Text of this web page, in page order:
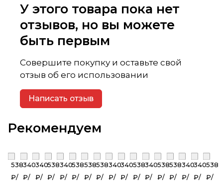
У этого товара пока нет
отзывов, но вы можете
быть первым
Совершите покупку и оставьте свой
отзыв об его использовании
Написать отзыв
Рекомендуем
538
₽/
340
₽/
340
₽/
538
₽/
340
₽/
538
₽/
538
₽/
538
₽/
340
₽/
340
₽/
538
₽/
340
₽/
538
₽/
538
₽/
340
₽/
340
₽/
538
₽/